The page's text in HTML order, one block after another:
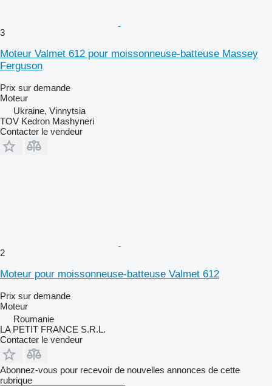
3
Moteur Valmet 612 pour moissonneuse-batteuse Massey
Ferguson
Prix sur demande
Moteur
Ukraine, Vinnytsia
TOV Kedron Mashyneri
Contacter le vendeur
2
Moteur pour moissonneuse-batteuse Valmet 612
Prix sur demande
Moteur
Roumanie
LA PETIT FRANCE S.R.L.
Contacter le vendeur
Abonnez-vous pour recevoir de nouvelles annonces de cette
rubrique